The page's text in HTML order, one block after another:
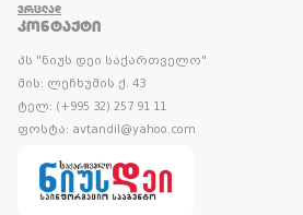
ᲕᲠᲪᲚᲐᲓ
ᲙᲝᲜᲢᲐᲥᲢᲘ
პს "ნიუს დეი საქართველო"
მის: ლეჩხუმის ქ. 43
ტელ: (+995 32) 257 91 11
ფოსტა: avtandil@yahoo.com